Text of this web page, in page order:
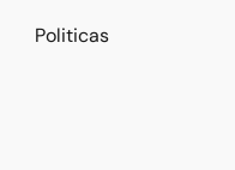
Politicas